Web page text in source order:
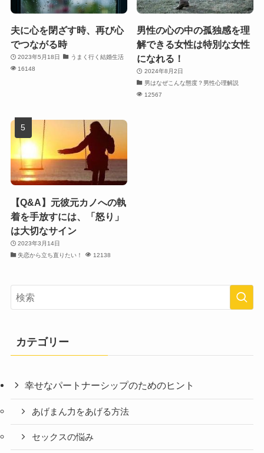
夫に心を閉ざす時、再び心
でつながる時
2023年5月18日
うまく行く結婚生活
16148
男性の心の中の孤独感を理
解できる女性は特別な女性
になれる！
2024年8月2日
男はなぜこんな態度？男性心理解説
12567
【Q&A】元彼元カノへの執
着を手放すには、「怒り」
は大切なサイン
2023年3月14日
失恋から立ち直りたい！
12138
カテゴリー
幸せなパートナーシップのためのヒント
あげまん力をあげる方法
セックスの悩み